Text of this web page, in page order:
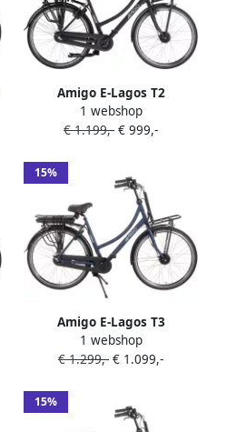
Amigo E-Lagos T2
Elektrische Fiets E-bike 28
Inch 50 cm Damesfiets 3
1 webshop
€ 1.199,- € 999,-
15%
Amigo E-Lagos T3
Elektrische Fiets E-bike 28
Inch 56 cm Damesfiets 7
536 Wh Matblauw
1 webshop
€ 1.299,- € 1.099,-
15%